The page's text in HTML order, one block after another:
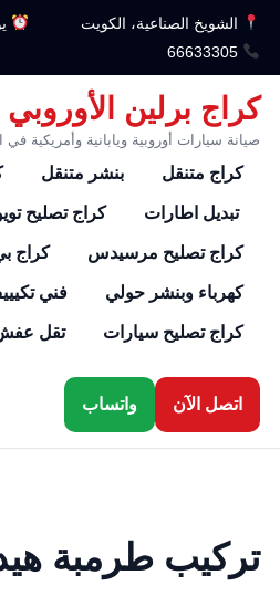
الشويخ الصناعية، الكويت
66633305
كراج برلين الأوروبي
صيانة سيارات أوروبية ويابانية وأمريكية في
كراج متنقل بنشر متنقل
تبديل اطارات كراج تصليح
كراج تصليح مرسيدس كراج
كهرباء وبنشر حولي فني
كراج تصليح سيارات تقل
اتصل الآن واتساب
تركيب طرمبة